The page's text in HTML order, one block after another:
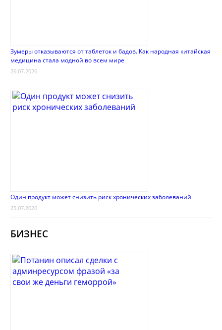
Зумеры отказываются от таблеток и бадов. Как народная китайская
медицина стала модной во всем мире
26.07.2026
Один продукт может снизить риск хронических заболеваний
25.07.2026
БИЗНЕС